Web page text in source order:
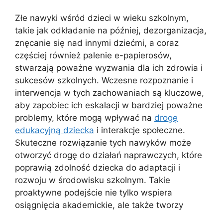
Złe nawyki wśród dzieci w wieku szkolnym,
takie jak odkładanie na później, dezorganizacja,
znęcanie się nad innymi dziećmi, a coraz
częściej również palenie e-papierosów,
stwarzają poważne wyzwania dla ich zdrowia i
sukcesów szkolnych. Wczesne rozpoznanie i
interwencja w tych zachowaniach są kluczowe,
aby zapobiec ich eskalacji w bardziej poważne
problemy, które mogą wpływać na drogę
edukacyjną dziecka i interakcje społeczne.
Skuteczne rozwiązanie tych nawyków może
otworzyć drogę do działań naprawczych, które
poprawią zdolność dziecka do adaptacji i
rozwoju w środowisku szkolnym. Takie
proaktywne podejście nie tylko wspiera
osiągnięcia akademickie, ale także tworzy